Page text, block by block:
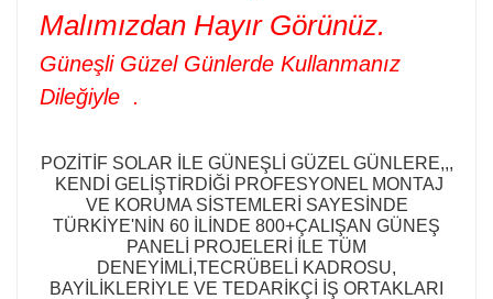
Malımızdan Hayır Görünüz.
Güneşli Güzel Günlerde Kullanmanız
Dileğiyle .
POZİTİF SOLAR İLE GÜNEŞLİ GÜZEL GÜNLERE,,,
KENDİ GELİŞTİRDİĞİ PROFESYONEL MONTAJ
VE KORUMA SİSTEMLERİ SAYESİNDE
TÜRKİYE'NİN 60 İLİNDE 800+ÇALIŞAN GÜNEŞ
PANELİ PROJELERİ İLE TÜM
DENEYİMLİ,TECRÜBELİ KADROSU,
BAYİLİKLERİYLE VE TEDARİKÇİ İŞ ORTAKLARI